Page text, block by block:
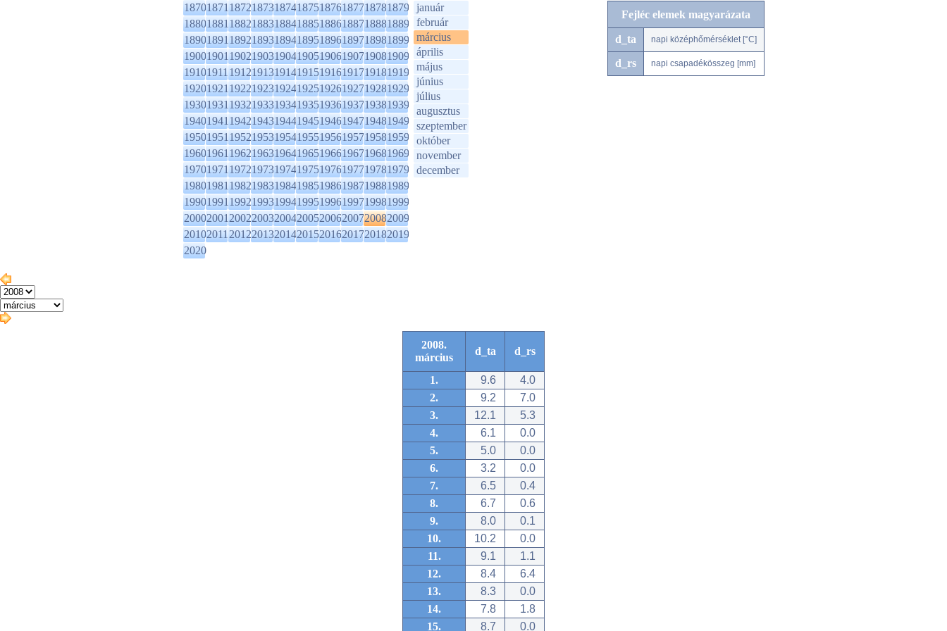
1870187118721873187418751876187718781879
1880188118821883188418851886188718881889
1890189118921893189418951896189718981899
1900190119021903190419051906190719081909
1910191119121913191419151916191719181919
1920192119221923192419251926192719281929
1930193119321933193419351936193719381939
1940194119421943194419451946194719481949
1950195119521953195419551956195719581959
1960196119621963196419651966196719681969
1970197119721973197419751976197719781979
1980198119821983198419851986198719881989
1990199119921993199419951996199719981999
2000200120022003200420052006200720082009
2010201120122013201420152016201720182019
2020
január
február
március
április
május
június
július
augusztus
szeptember
október
november
december
Fejléc elemek magyarázata
d_ta napi középhőmérséklet [°C]
d_rs napi csapadékösszeg [mm]
2008.
március
d_ta d_rs
1. 9.6
4.0
2.
9.2
7.0
3.
12.1
5.3
4.
6.1
0.0
5.
5.0
0.0
6.
3.2
0.0
7.
6.5
0.4
8.
6.7
0.6
9.
8.0
0.1
10.
10.2
0.0
11.
9.1
1.1
12.
8.4
6.4
13.
8.3
0.0
14.
7.8
1.8
15.
8.7 0.0